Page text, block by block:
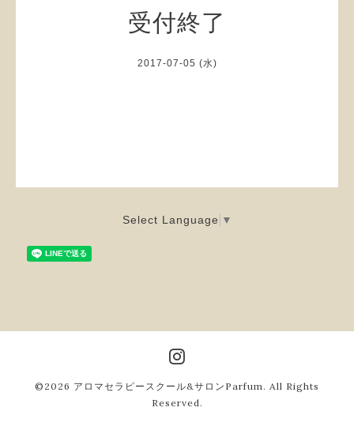
受付終了
2017-07-05 (水)
Select Language ▼
©2026 アロマセラピースクール&サロンParfum . All Rights
Reserved.